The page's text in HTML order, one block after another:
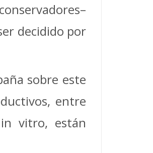
decidido por
sobre este
entre
vitro, están